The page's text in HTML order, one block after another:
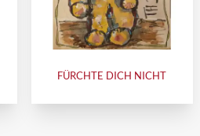
FÜRCHTE DICH NICHT